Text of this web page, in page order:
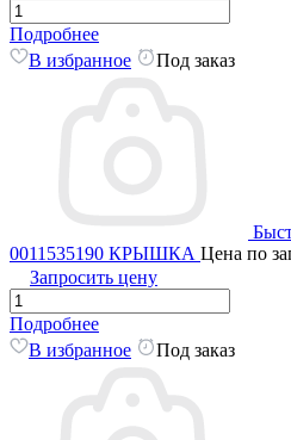
Подробнее
В избранное
Под заказ
0011535190 КРЫШКА Цена по
Запросить цену
Подробнее
В избранное
Под заказ